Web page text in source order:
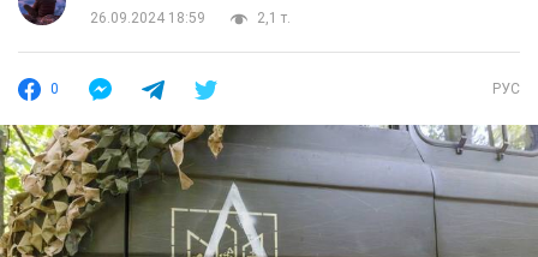
26.09.2024 18:59
2,1 т.
0 РУС